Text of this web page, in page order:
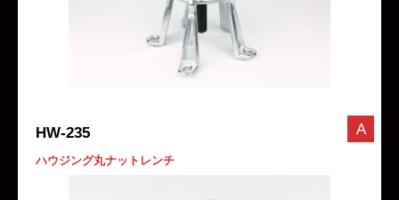
HW-235
ハウジング丸ナットレンチ
A